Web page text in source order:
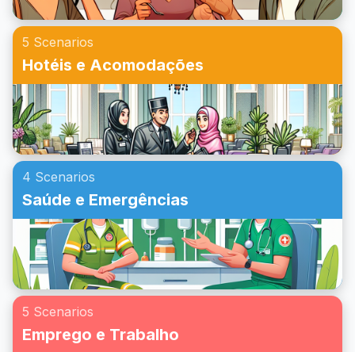
5 Scenarios
Hotéis e Acomodações
4 Scenarios
Saúde e Emergências
5 Scenarios
Emprego e Trabalho